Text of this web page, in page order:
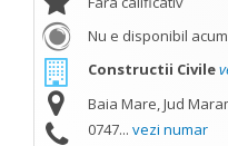
Nu e disponibil
Constructii Civile
Baia Mare, Jud
0747... vezi numar